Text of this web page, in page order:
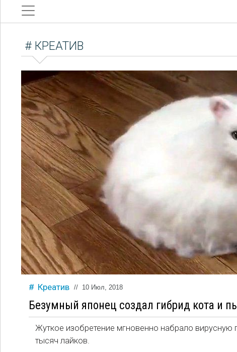
# КРЕАТИВ
Креатив // 10 Июл, 2018
Безумный японец создал гибрид кота и
Жуткое изобретение мгновенно набрало вирусную
тысяч лайков.